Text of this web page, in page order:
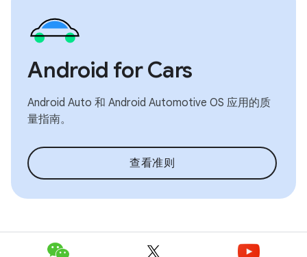
Android for Cars
Android Auto 和 Android Automotive OS 应用的质
量指南。
查看准则